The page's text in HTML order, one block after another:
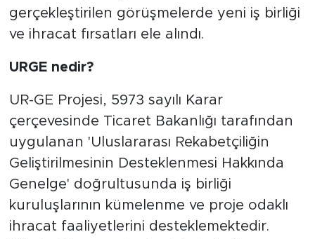
gerçekleştirilen görüşmelerde yeni iş birliği
ve ihracat fırsatları ele alındı.
URGE nedir?
UR-GE Projesi, 5973 sayılı Karar
çerçevesinde Ticaret Bakanlığı tarafından
uygulanan 'Uluslararası Rekabetçiliğin
Geliştirilmesinin Desteklenmesi Hakkında
Genelge' doğrultusunda iş birliği
kuruluşlarının kümelenme ve proje odaklı
ihracat faaliyetlerini desteklemektedir.